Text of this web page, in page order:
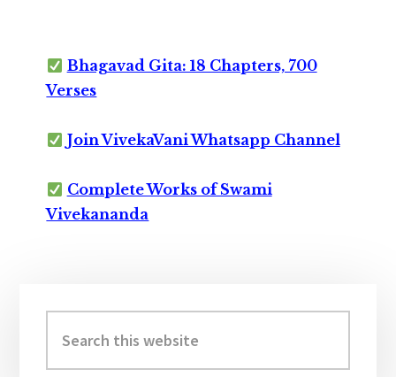
Bhagavad Gita: 18 Chapters, 700
Verses
Join VivekaVani Whatsapp Channel
Complete Works of Swami
Vivekananda
Sidebar
this
website